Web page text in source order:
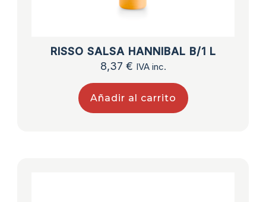
RISSO SALSA HANNIBAL B/1 L
8,37 € IVA inc.
Añadir al carrito